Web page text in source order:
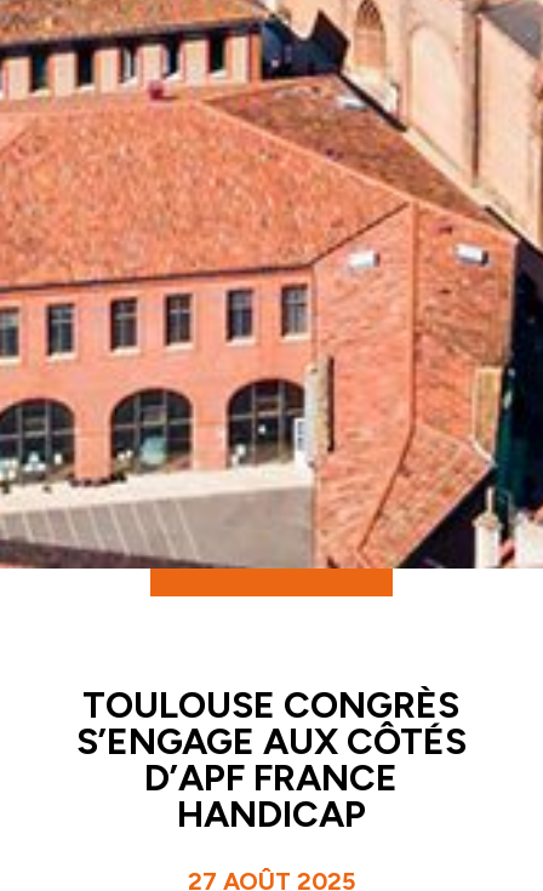
TOULOUSE CONGRÈS
S’ENGAGE AUX CÔTÉS
D’APF FRANCE
HANDICAP
27 AOÛT 2025